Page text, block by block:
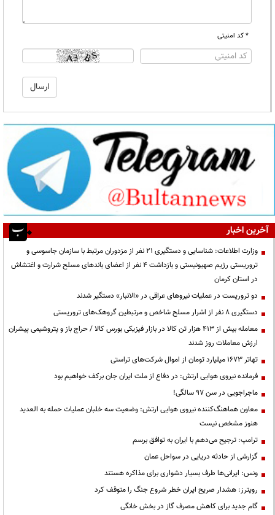
* کد امنیتی
آخرین اخبار
وزارت اطلاعات: شناسایی و دستگیری ۲۱ نفر از مزدوران مرتبط با سازمان جاسوسی و
تروریستی رژیم صهیونیستی و بازداشت ۴ نفر از اعضای باندهای مسلح شرارت و اغتشاش
در استان کرمان
دو تروریست در عملیات نیروهای عراقی در «الانبار» دستگیر شدند
دستگیری ۸ نفر از اشرار مسلح شاخص و مرتبطین گروهک‌های تروریستی
معامله بیش از ۴۱۳ هزار تن کالا در بازار فیزیکی بورس کالا / حراج باز و پتروشیمی پیشران
ارزش معاملات روز شدند
تهاتر ۱۶۷۳ میلیارد تومان از اموال شرکت‌های تراستی
فرمانده نیروی هوایی ارتش: در دفاع از ملت ایران جان برکف خواهیم بود
ماجراجویی در سن ۹۷ سالگی!
معاون هماهنگ‌کننده نیروی هوایی ارتش: وضعیت سه خلبان عملیات حمله به العدید
هنوز مشخص نیست
ترامپ: ترجیح می‌دهم با ایران به توافق برسم
گزارشی از حادثه دریایی در سواحل عمان
ونس: ایرانی‌ها طرف بسیار دشواری برای مذاکره هستند
رویترز: هشدار صریح ایران خطر شروع جنگ را متوقف کرد
گام جدید برای کاهش مصرف گاز در بخش خانگی